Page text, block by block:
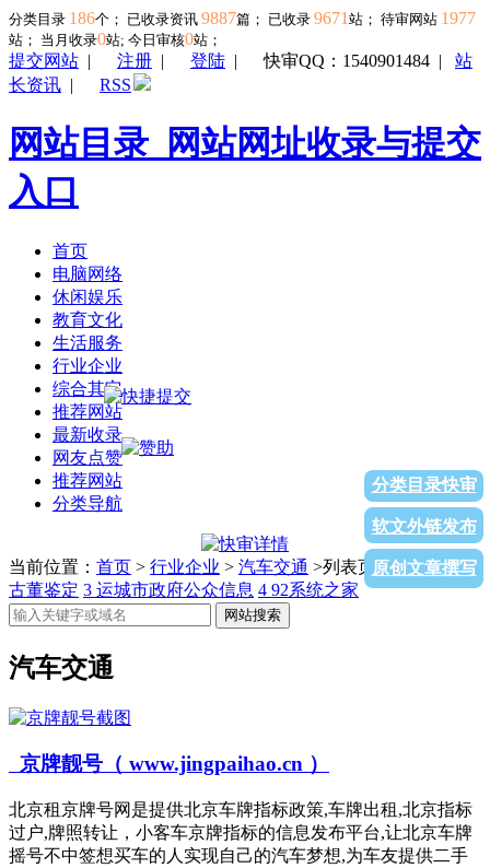
分类目录 186个； 已收录资讯 9887篇； 已收录 9671 站； 待审网站 1977
站； 当月收录0站; 今日审核0站；
提交网站 | 注册 | 登陆 |快审QQ：1540901484 | 站
长资讯 | RSS
网站目录_网站网址收录与提交
入口
首页
电脑网络
休闲娱乐
教育文化
生活服务
行业企业
综合其它
推荐网站
最新收录
网友点赞
推荐网站
分类导航
分类目录快审
软文外链发布
原创文章撰写
当前位置： 首页 > 行业企业 > 汽车交通 >列表页面1女人窝 2
古董鉴定 3 运城市政府公众信息 4 92系统之家
网站搜索
汽车交通
京牌靓号（ www.jingpaihao.cn ）
北京租京牌号网是提供北京车牌指标政策,车牌出租,北京指标
过户,牌照转让，小客车京牌指标的信息发布平台,让北京车牌
摇号不中签想买车的人实现自己的汽车梦想,为车友提供二手